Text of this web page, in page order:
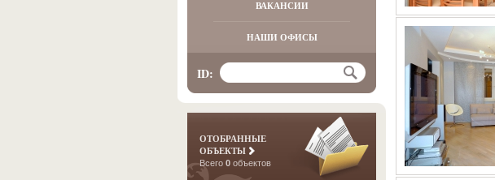
ВАКАНСИИ
НАШИ ОФИСЫ
ID:
ОТОБРАННЫЕ
ОБЪЕКТЫ
Всего 0 объектов